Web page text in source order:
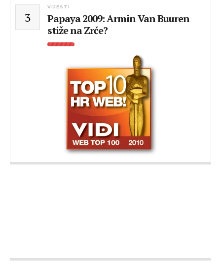
3
VIJESTI
Papaya 2009: Armin Van Buuren
stiže na Zrće?